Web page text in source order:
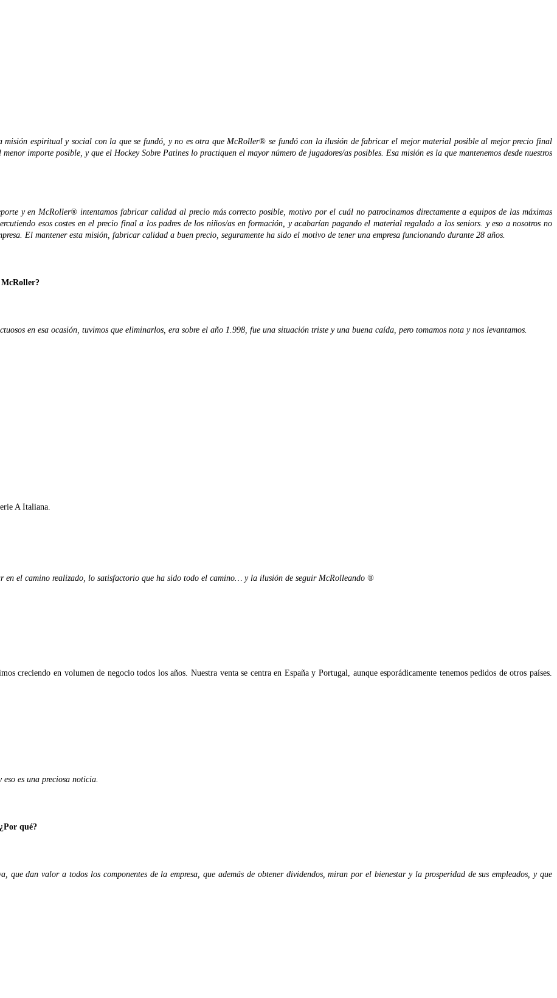
espiritual y social con la que se fundó, y no es otra que McRoller® se fundó con la ilusión de fabricar el mejor material posible al mejor precio final
importe posible, y que el Hockey Sobre Patines lo practiquen el mayor número de jugadores/as posibles. Esa misión es la que mantenemos desde nuestros
y en McRoller® intentamos fabricar calidad al precio más correcto posible, motivo por el cuál no patrocinamos directamente a equipos de las máximas
esos costes en el precio final a los padres de los niños/as en formación, y acabarían pagando el material regalado a los seniors. y eso a nosotros no
El mantener esta misión, fabricar calidad a buen precio, seguramente ha sido el motivo de tener una empresa funcionando durante 28 años.
en esa ocasión, tuvimos que eliminarlos, era sobre el año 1.998, fue una situación triste y una buena caída, pero tomamos nota y nos levantamos.
A Italiana.
en el camino realizado, lo satisfactorio que ha sido todo el camino… y la ilusión de seguir McRolleando ®
creciendo en volumen de negocio todos los años. Nuestra venta se centra en España y Portugal, aunque esporádicamente tenemos pedidos de otros países.
es una preciosa noticia.
qué?
que dan valor a todos los componentes de la empresa, que además de obtener dividendos, miran por el bienestar y la prosperidad de sus empleados, y que